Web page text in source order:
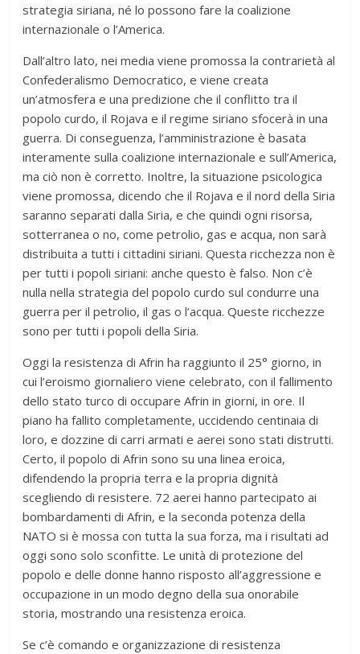
strategia siriana, né lo possono fare la coalizione
internazionale o l’America.
Dall’altro lato, nei media viene promossa la contrarietà al
Confederalismo Democratico, e viene creata
un’atmosfera e una predizione che il conflitto tra il
popolo curdo, il Rojava e il regime siriano sfocerà in una
guerra. Di conseguenza, l’amministrazione è basata
interamente sulla coalizione internazionale e sull’America,
ma ciò non è corretto. Inoltre, la situazione psicologica
viene promossa, dicendo che il Rojava e il nord della Siria
saranno separati dalla Siria, e che quindi ogni risorsa,
sotterranea o no, come petrolio, gas e acqua, non sarà
distribuita a tutti i cittadini siriani. Questa ricchezza non è
per tutti i popoli siriani: anche questo è falso. Non c’è
nulla nella strategia del popolo curdo sul condurre una
guerra per il petrolio, il gas o l’acqua. Queste ricchezze
sono per tutti i popoli della Siria.
Oggi la resistenza di Afrin ha raggiunto il 25° giorno, in
cui l’eroismo giornaliero viene celebrato, con il fallimento
dello stato turco di occupare Afrin in giorni, in ore. Il
piano ha fallito completamente, uccidendo centinaia di
loro, e dozzine di carri armati e aerei sono stati distrutti.
Certo, il popolo di Afrin sono su una linea eroica,
difendendo la propria terra e la propria dignità
scegliendo di resistere. 72 aerei hanno partecipato ai
bombardamenti di Afrin, e la seconda potenza della
NATO si è mossa con tutta la sua forza, ma i risultati ad
oggi sono solo sconfitte. Le unità di protezione del
popolo e delle donne hanno risposto all’aggressione e
occupazione in un modo degno della sua onorabile
storia, mostrando una resistenza eroica.
Se c’è comando e organizzazione di resistenza